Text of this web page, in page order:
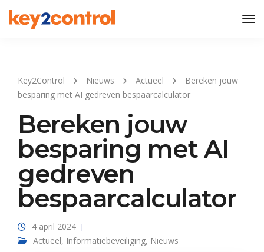
Key2Control Nieuws Actueel
Bereken jouw
besparing met AI gedreven bespaarcalculator
Bereken jouw
besparing met AI
gedreven
bespaarcalculator
4 april 2024
Actueel, Informatiebeveiliging, Nieuws